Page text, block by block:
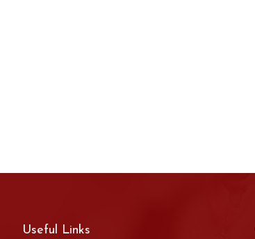
Useful Links